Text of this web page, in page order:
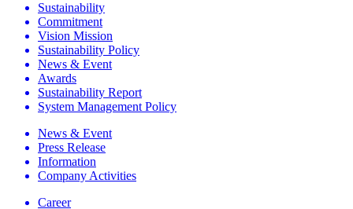
Sustainability
Commitment
Vision Mission
Sustainability Policy
News & Event
Awards
Sustainability Report
System Management Policy
News & Event
Press Release
Information
Company Activities
Career